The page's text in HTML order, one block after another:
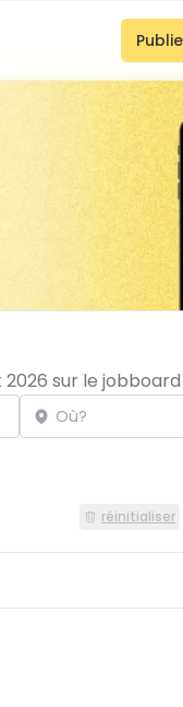
sur le jobboard
Localisation
réinitialiser